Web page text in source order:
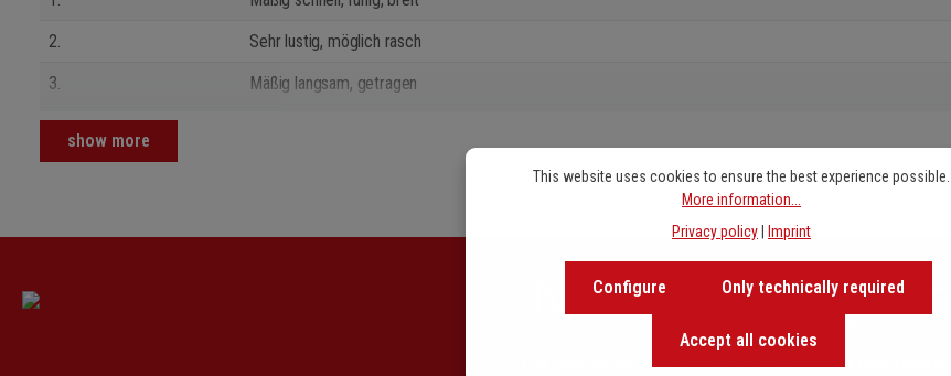
2.
Sehr lustig, möglich rasch
3.
Mäßig langsam, getragen
4.
show more
Newsletter signup
Our newsletter keeps you on beat. Discover new releases,
This website uses cookies to ensure the best experience possible.
More information...
Privacy policy
Imprint
Only technically required
Configure
Accept all cookies